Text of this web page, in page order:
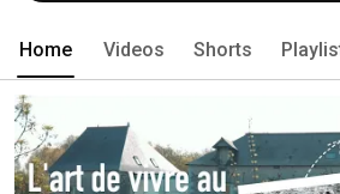
Home Videos Shorts